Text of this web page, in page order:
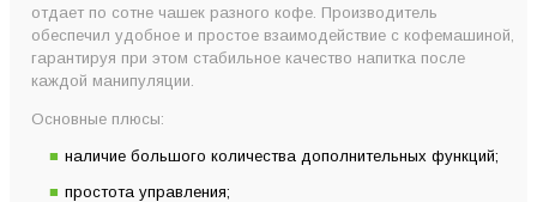
отдает по сотне чашек разного кофе. Производитель
обеспечил удобное и простое взаимодействие с кофемашиной,
гарантируя при этом стабильное качество напитка после
каждой манипуляции.
Основные плюсы:
наличие большого количества дополнительных функций;
простота управления;